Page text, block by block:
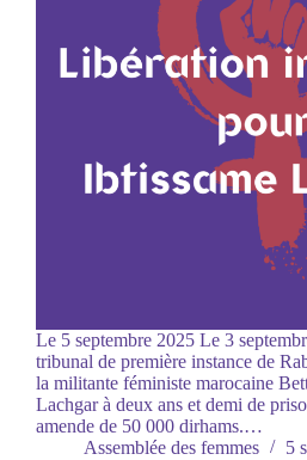
Le 5 septembre 2025 Le 3
tribunal de première instance de
la militante féministe marocaine
Lachgar à deux ans et demi de
amende de 50 000 dirhams.…
Assemblée des femmes
5